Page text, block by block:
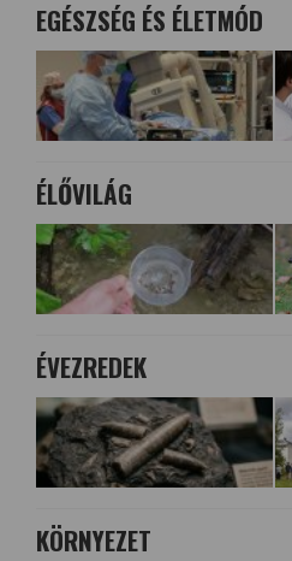
EGÉSZSÉG ÉS ÉLETMÓD
ÉLŐVILÁG
ÉVEZREDEK
KÖRNYEZET